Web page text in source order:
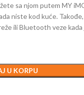
sa njom putem MY
niste kod kuće.
ili Bluetooth veze kada
U KORPU